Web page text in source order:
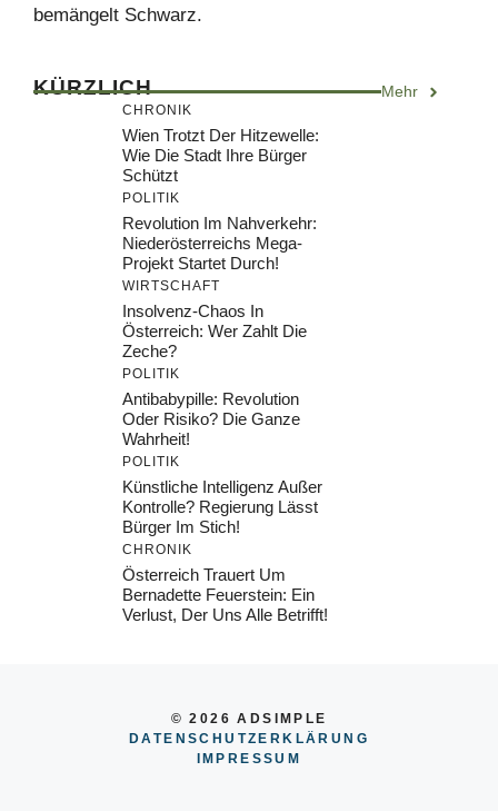
bemängelt Schwarz.
KÜRZLICH Mehr
CHRONIK
Wien Trotzt Der Hitzewelle:
Wie Die Stadt Ihre Bürger
Schützt
POLITIK
Revolution Im Nahverkehr:
Niederösterreichs Mega-
Projekt Startet Durch!
WIRTSCHAFT
Insolvenz-Chaos In
Österreich: Wer Zahlt Die
Zeche?
POLITIK
Antibabypille: Revolution
Oder Risiko? Die Ganze
Wahrheit!
POLITIK
Künstliche Intelligenz Außer
Kontrolle? Regierung Lässt
Bürger Im Stich!
CHRONIK
Österreich Trauert Um
Bernadette Feuerstein: Ein
Verlust, Der Uns Alle Betrifft!
© 2026 ADSIMPLE
DATENSCHUTZERKLÄRUNG
IMPRESSU M